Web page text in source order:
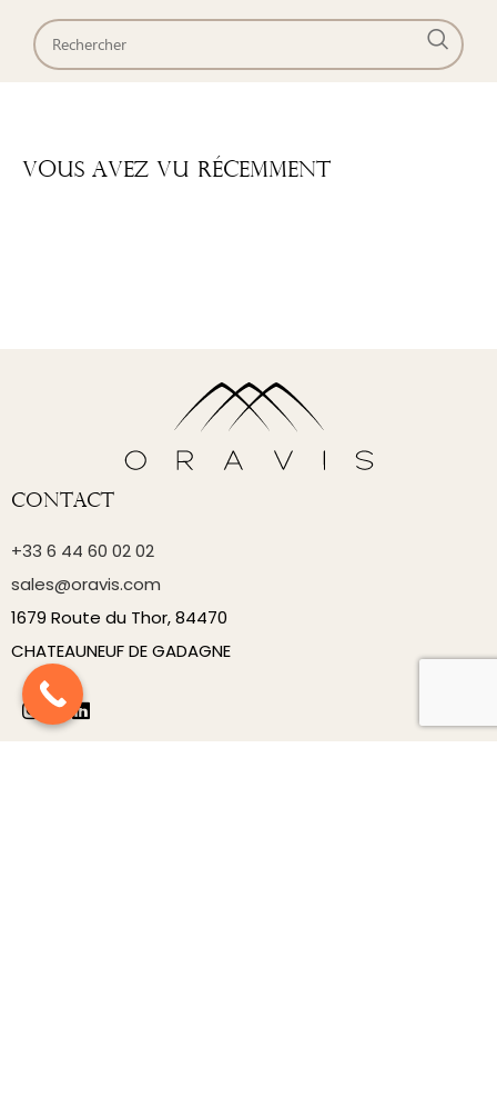
Vous Avez Vu Récemment
Contact
+33 6 44 60 02 02
sales@oravis.com
1679 Route du Thor, 84470
CHATEAUNEUF DE GADAGNE